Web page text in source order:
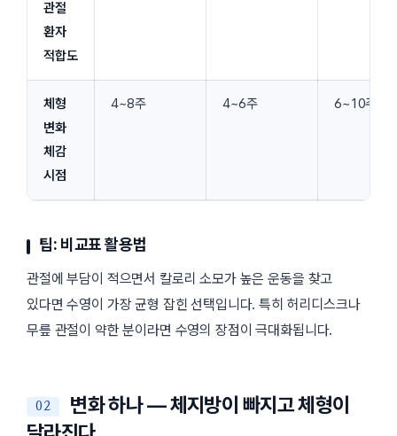
관절
환자
적합도
체형
변화
체감
시점
4~8주 4~6주 6~10주
팁: 비교표 활용법
관절에 부담이 적으면서 칼로리 소모가 높은 운동을 찾고
있다면 수영이 가장 균형 잡힌 선택입니다. 특히 허리디스크나
무릎 관절이 약한 분이라면 수영의 장점이 극대화됩니다.
변화 하나 — 체지방이 빠지고 체형이